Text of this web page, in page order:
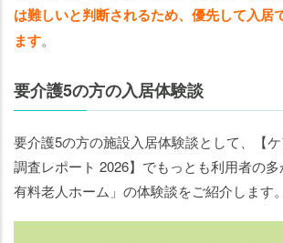
は難しいと判断されるため、優先して入居
ます。
要介護5の方の入居体験談
要介護5の方の施設入居体験談として、
【
調査レポート 2026】でもっとも利用者の
有料老人ホーム」の体験談をご紹介します。